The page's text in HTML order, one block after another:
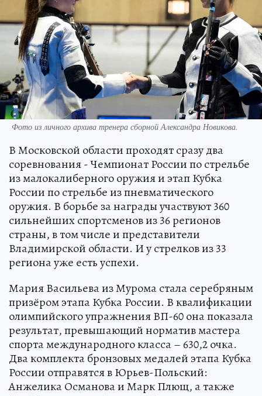
Фото из личного архива тренера сборной Александра Новикова.
В Московской области проходят сразу два
соревнования - Чемпионат России по стрельбе
из малокалиберного оружия и этап Кубка
России по стрельбе из пневматического
оружия. В борьбе за награды участвуют 360
сильнейших спортсменов из 36 регионов
страны, в том числе и представители
Владимирской области. И у стрелков из 33
региона уже есть успехи.
Мария Васильева из Мурома стала серебряным
призёром этапа Кубка России. В квалификации
олимпийского упражнения ВП-60 она показала
результат, превышающий норматив мастера
спорта международного класса – 630,2 очка.
Два комплекта бронзовых медалей этапа Кубка
России отправятся в Юрьев-Польский:
Анжелика Османова и Марк Плющ, а также